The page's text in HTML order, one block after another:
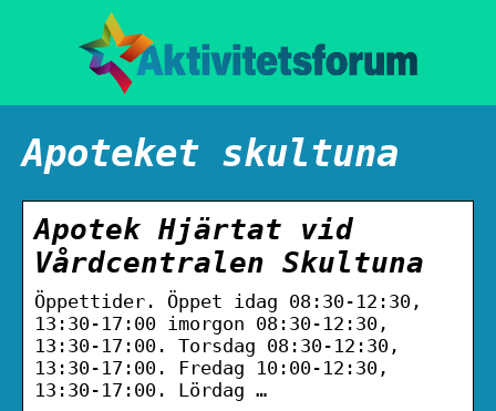
Apoteket skultuna
Apotek Hjärtat vid
Vårdcentralen Skultuna
Öppettider. Öppet idag 08:30-12:30,
13:30-17:00 imorgon 08:30-12:30,
13:30-17:00. Torsdag 08:30-12:30,
13:30-17:00. Fredag 10:00-12:30,
13:30-17:00. Lördag …